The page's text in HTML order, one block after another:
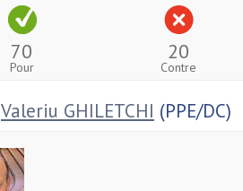
70
Pour
20
Contre
Valeriu GHILETCHI (PPE/DC)